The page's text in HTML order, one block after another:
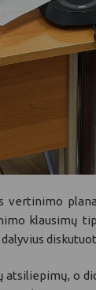
vertinimo
atsiliepimų, o